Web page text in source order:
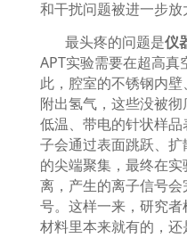
和干扰问题被进一步放
最头疼的问题是仪
APT实验需要在超高真
此，腔室的不锈钢内
附出氢气，这些没被
低温、带电的针状样
子会通过表面跳跃、
的尖端聚集，最终在
离，产生的离子信号
号。这样一来，研究
材料里本来就有的，还